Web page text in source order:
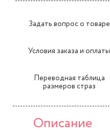
Задать вопрос о товаре
Условия заказа и оплаты
Переводная таблица
размеров страз
Описание